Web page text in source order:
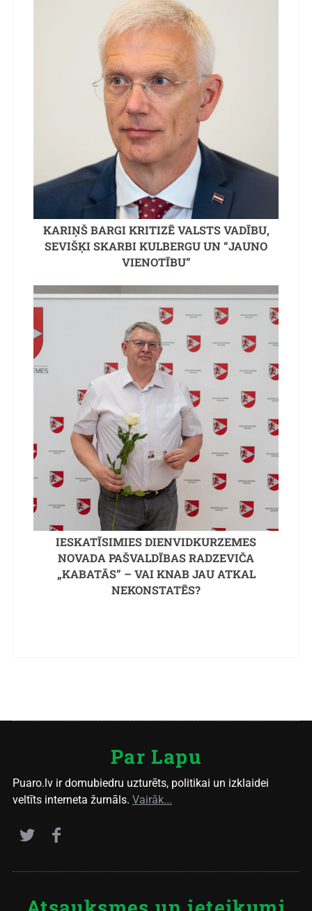
KARIŅŠ BARGI KRITIZĒ VALSTS VADĪBU,
SEVIŠĶI SKARBI KULBERGU UN “JAUNO
VIENOTĪBU”
IESKATĪSIMIES DIENVIDKURZEMES
NOVADA PAŠVALDĪBAS RADZEVIČA
„KABATĀS” – VAI KNAB JAU ATKAL
NEKONSTATĒS?
Par Lapu
Puaro.lv ir domubiedru uzturēts, politikai un izklaidei
veltīts interneta žurnāls. Vairāk...